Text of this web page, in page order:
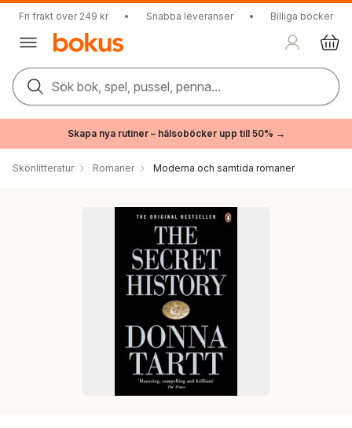
Fri frakt över 249 kr • Snabba leveranser • Billiga böcker
Sök bok, spel, pussel, penna...
Skapa nya rutiner – hälsoböcker upp till 50% →
Skönlitteratur Romaner Moderna och samtida romaner